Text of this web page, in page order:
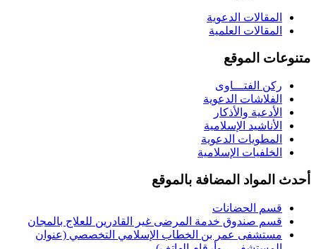
المقالات الدعوية
المقالات العلمية
متنوعات الموقع
ركن الفتـــاوى
الفلاشات الدعوية
الأدعية والأذكار
الأناشيد الإسلامية
المطويات الدعوية
الخلفيات الإسلامية
أحدث المواد المضافة بالموقع
قسم الحضانات
قسم صندوق خدمة المرضى غير القادرين للعلاج بالمجان
مستشفى عمر بن الخطاب الإسلامي التخصصي (عنوان